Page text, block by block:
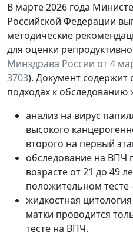
В марте 2026 года
Российской Федерации
методические
для оценки
Минздрава России от 4
3703). Документ
подходах к
анализ на вирус
высокого
второго на первый
обследование на ВПЧ
возрасте от 21 до 49
положительном тесте
жидкостная
матки проводится
тесте на ВПЧ.